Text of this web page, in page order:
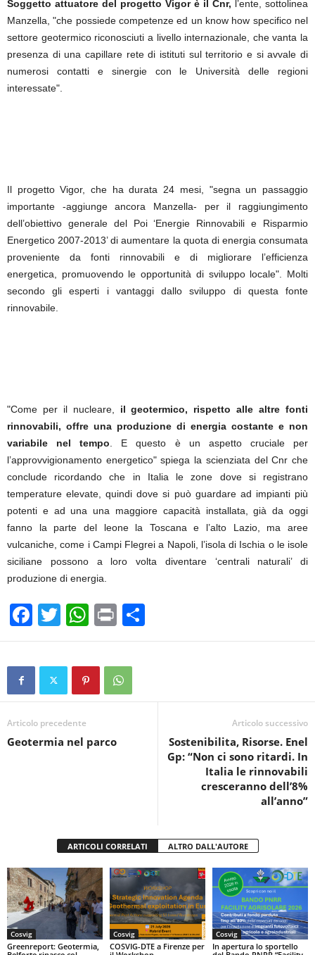
Soggetto attuatore del progetto Vigor è il Cnr, l’ente, sottolinea
Manzella, "che possiede competenze ed un know how specifico nel
settore geotermico riconosciuti a livello internazionale, che vanta la
presenza di una capillare rete di istituti sul territorio e si avvale di
numerosi contatti e sinergie con le Università delle regioni
interessate".
Il progetto Vigor, che ha durata 24 mesi, "segna un passaggio
importante -aggiunge ancora Manzella- per il raggiungimento
dell’obiettivo generale del Poi ‘Energie Rinnovabili e Risparmio
Energetico 2007-2013’ di aumentare la quota di energia consumata
proveniente da fonti rinnovabili e di migliorare l’efficienza
energetica, promuovendo le opportunità di sviluppo locale". Molti
secondo gli esperti i vantaggi dallo sviluppo di questa fonte
rinnovabile.
"Come per il nucleare, il geotermico, rispetto alle altre fonti
rinnovabili, offre una produzione di energia costante e non
variabile nel tempo . E questo è un aspetto cruciale per
l’approvvigionamento energetico" spiega la scienziata del Cnr che
conclude ricordando che in Italia le zone dove si registrano
temperature elevate, quindi dove si può guardare ad impianti più
potenti e ad una una maggiore capacità installata, già da oggi
fanno la parte del leone la Toscana e l’alto Lazio, ma aree
vulcaniche, come i Campi Flegrei a Napoli, l’isola di Ischia o le isole
siciliane possono a loro volta diventare ‘centrali naturali’ di
produzione di energia.
F
a
c
b
o
o
T
wi
tt
W
h
at
s
A
p
Pr
in
t
o
vi
Articolo precedente
Geotermia nel parco
Articolo successivo
Sostenibilita, Risorse. Enel
Gp: “Non ci sono ritardi. In
Italia le rinnovabili
cresceranno dell’8%
all’anno”
ARTICOLI CORRELATI ALTRO DALL'AUTORE
Cosvig
Greenreport: Geotermia,
Cosvig
COSVIG-DTE a Firenze per
Cosvig
In apertura lo sportello